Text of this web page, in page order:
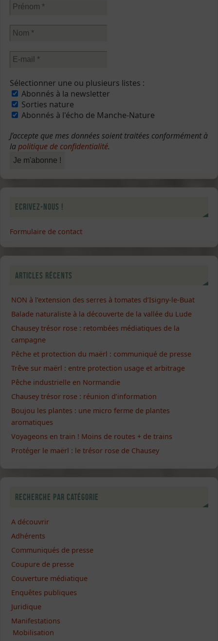
Sélectionner une ou plusieurs listes :
Abonnés à la newsletter
Sorties nature
Abonnés à l'écho de Manche-Nature
J’accepte que mes données soient traitées conformément à
lapolitique de confidentialité.
Ecrivez-nous !
Formulaire de contact
Articles récents
NON à l’extension des serres à tomates d’Isigny-le-Buat
Balade naturaliste à la découverte de la vallée du Lude
Chausey trésor rose : retombées médiatiques de la
campagne
Pêche et protection du maërl : communiqué de presse
Trêve sur maërl : entre protection usage et arbitrage
Pêche industrielle en Normandie
Chausey trésor rose : réunion d’information
Boujou les plantes : une micro ferme de plantes
aromatiques
Voyageons en train ! Moins de routes + de trains
Protéger le maërl : le trésor rose de Chausey
Recherche par catégorie
A découvrir
Adhérents
Communiqués de presse
Coupure de presse
Couverture médiatique
Enquêtes publiques
Juridique
Manifestations
Mobilisation